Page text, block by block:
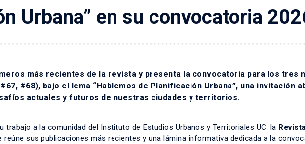
Urbana” en su convocatoria
más recientes de la revista y presenta la convocatoria para los tres
#68), bajo el lema “Hablemos de Planificación Urbana”, una invitación
actuales y futuros de nuestras ciudades y territorios.
trabajo a la comunidad del Instituto de Estudios Urbanos y Territoriales UC, la
reúne sus publicaciones más recientes y una lámina informativa dedicada a la